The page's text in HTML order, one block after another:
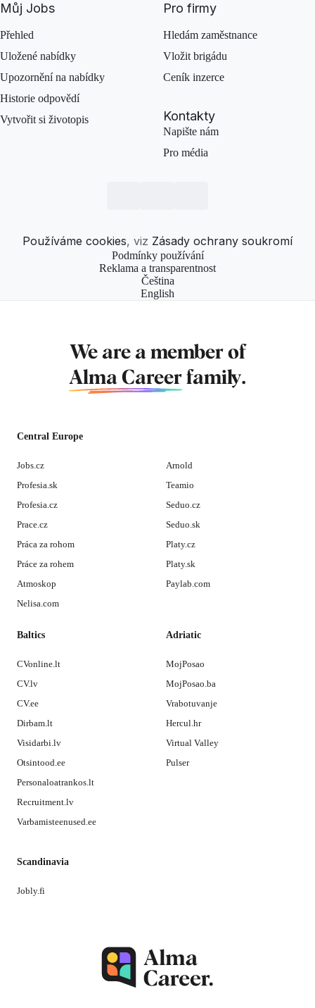
Můj Jobs
Přehled
Uložené nabídky
Upozornění na nabídky
Historie odpovědí
Vytvořit si životopis
Pro firmy
Hledám zaměstnance
Vložit brigádu
Ceník inzerce
Kontakty
Napište nám
Pro média
Používáme cookies, viz Zásady ochrany soukromí
Podmínky používání
Reklama a transparentnost
Čeština
English
We are a member of
Alma Career family.
Central Europe
Jobs.cz
Profesia.sk
Profesia.cz
Prace.cz
Práca za rohom
Práce za rohem
Atmoskop
Nelisa.com
Arnold
Teamio
Seduo.cz
Seduo.sk
Platy.cz
Platy.sk
Paylab.com
Baltics
CVonline.lt
CV.lv
CV.ee
Dirbam.lt
Visidarbi.lv
Otsintood.ee
Personaloatrankos.lt
Recruitment.lv
Varbamisteenused.ee
Adriatic
MojPosao
MojPosao.ba
Vrabotuvanje
Hercul.hr
Virtual Valley
Pulser
Scandinavia
Jobly.fi